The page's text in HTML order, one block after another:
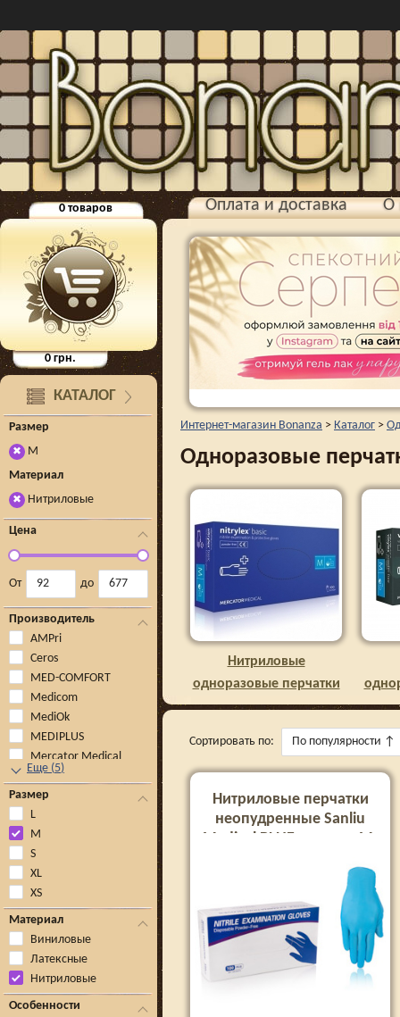
0товаров
0грн.
КАТАЛОГ
Размер
✖
M
Материал
✖ Нитриловые
Цена
От до
Производитель
AMPri
Ceros
MED-COMFORT
Medicom
MediOk
MEDIPLUS
Mercator Medical
Еще (5)
Размер
L
M
S
XL
XS
Материал
Виниловые
Латексные
Нитриловые
Особенности
Оплата и доставка О
Интернет-магазин Bonanza > Каталог >
Одноразовые
Нитриловые
одноразовые перчатки
Сортировать по: По популярности ↑
Нитриловые перчатки
неопудренные Sanliu
Medical BLUE, размер M,